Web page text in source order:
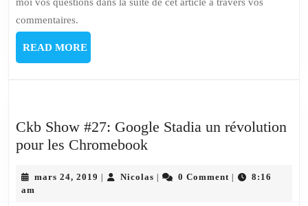
commentaires.
READ MOREREAD
MORE
Ckb Show #27: Google Stadia un révolution
pour les ChromebookCkb
#27:
mars 24, 2019 mars
| NicolasNicolas
| 0 Comment |
8:16
am